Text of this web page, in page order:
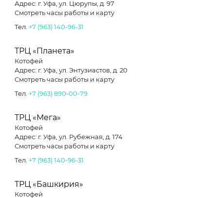
Адрес: г. Уфа, ул. Цюрупы, д. 97
Смотреть часы работы и карту
Тел. +7 (963) 140-96-31
ТРЦ «Планета»
Котофей
Адрес: г. Уфа, ул. Энтузиастов, д. 20
Смотреть часы работы и карту
Тел. +7 (963) 890-00-79
ТРЦ «Мега»
Котофей
Адрес: г. Уфа, ул. Рубежная, д. 174
Смотреть часы работы и карту
Тел. +7 (963) 140-96-31
ТРЦ «Башкирия»
Котофей